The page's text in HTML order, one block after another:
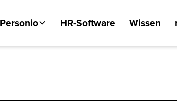
Personio HR-Software Wissen